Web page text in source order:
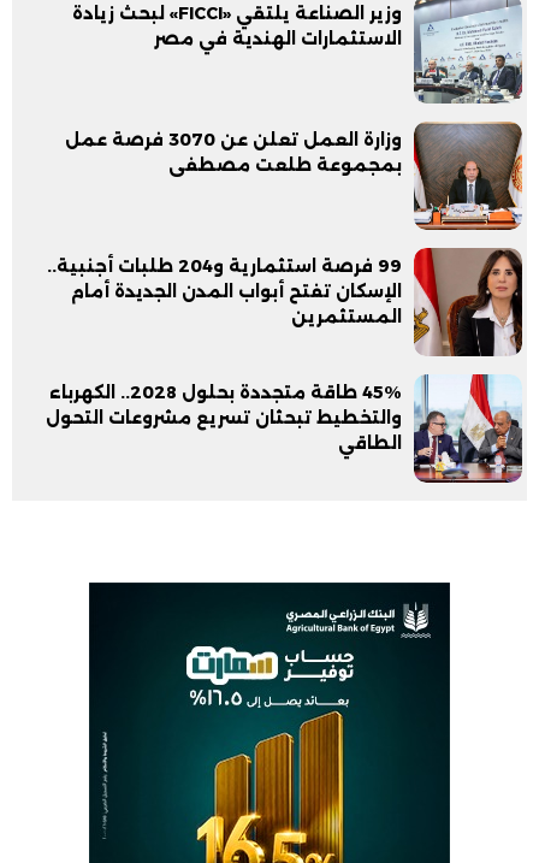
وزير الصناعة يلتقي «FICCI» لبحث زيادة
الاستثمارات الهندية في مصر
وزارة العمل تعلن عن 3070 فرصة عمل
بمجموعة طلعت مصطفى
99 فرصة استثمارية و204 طلبات أجنبية..
الإسكان تفتح أبواب المدن الجديدة أمام
المستثمرين
45% طاقة متجددة بحلول 2028.. الكهرباء
والتخطيط تبحثان تسريع مشروعات التحول
الطاقي